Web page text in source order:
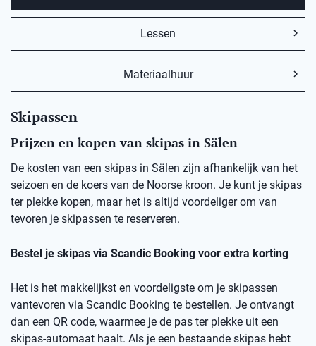
Lessen
Materiaalhuur
Skipassen
Prijzen en kopen van skipas in Sälen
De kosten van een skipas in Sälen zijn afhankelijk van het
seizoen en de koers van de Noorse kroon. Je kunt je skipas
ter plekke kopen, maar het is altijd voordeliger om van
tevoren je skipassen te reserveren.
Bestel je skipas via Scandic Booking voor extra korting
Het is het makkelijkst en voordeligste om je skipassen
vantevoren via Scandic Booking te bestellen. Je ontvangt
dan een QR code, waarmee je de pas ter plekke uit een
skipas-automaat haalt. Als je een bestaande skipas hebt